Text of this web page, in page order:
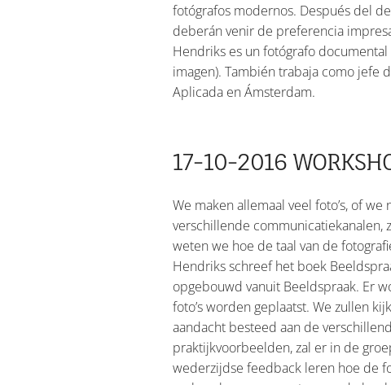
fotógrafos modernos. Después del
deberán venir de preferencia
Hendriks es un fotógrafo
imagen). También trabaja como jefe
Aplicada en Ámsterdam.
17-10-2016
We maken allemaal veel foto’s, of
verschillende communicatiekanalen,
weten we hoe de taal van de
Hendriks schreef het boek
opgebouwd vanuit Beeldspraak. Er
foto’s worden geplaatst. We zullen
aandacht besteed aan de
praktijkvoorbeelden, zal er in de
wederzijdse feedback leren hoe de